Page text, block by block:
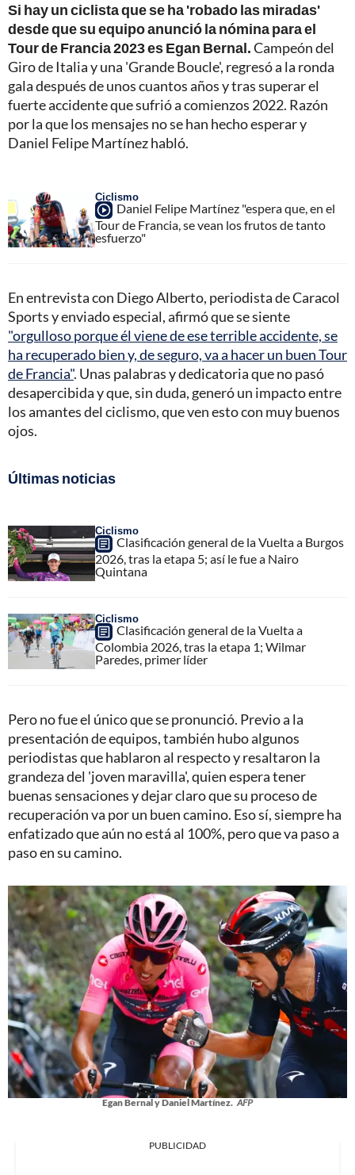
Si hay un ciclista que se ha 'robado las miradas'
desde que su equipo anunció la nómina para el
Tour de Francia 2023 es Egan Bernal.Campeón del
Giro de Italia y una 'Grande Boucle', regresó a la ronda
gala después de unos cuantos años y tras superar el
fuerte accidente que sufrió a comienzos 2022. Razón
por la que los mensajes no se han hecho esperar y
Daniel Felipe Martínez habló.
Ciclismo
Daniel Felipe Martínez "espera que, en el
Tour de Francia, se vean los frutos de tanto
esfuerzo"
En entrevista con Diego Alberto, periodista de Caracol
Sports y enviado especial, afirmó que se siente
"orgulloso porque él viene de ese terrible accidente, se
ha recuperado bien y, de seguro, va a hacer un buen Tour
de Francia". Unas palabras y dedicatoria que no pasó
desapercibida y que, sin duda, generó un impacto entre
los amantes del ciclismo, que ven esto con muy buenos
ojos.
Últimas noticias
Ciclismo
Clasificación general de la Vuelta a Burgos
2026, tras la etapa 5; así le fue a Nairo
Quintana
Ciclismo
Clasificación general de la Vuelta a
Colombia 2026, tras la etapa 1; Wilmar
Paredes, primer líder
Pero no fue el único que se pronunció. Previo a la
presentación de equipos, también hubo algunos
periodistas que hablaron al respecto y resaltaron la
grandeza del 'joven maravilla', quien espera tener
buenas sensaciones y dejar claro que su proceso de
recuperación va por un buen camino. Eso sí, siempre ha
enfatizado que aún no está al 100%, pero que va paso a
paso en su camino.
Egan Bernal y Daniel Martínez. AFP
PUBLICIDAD